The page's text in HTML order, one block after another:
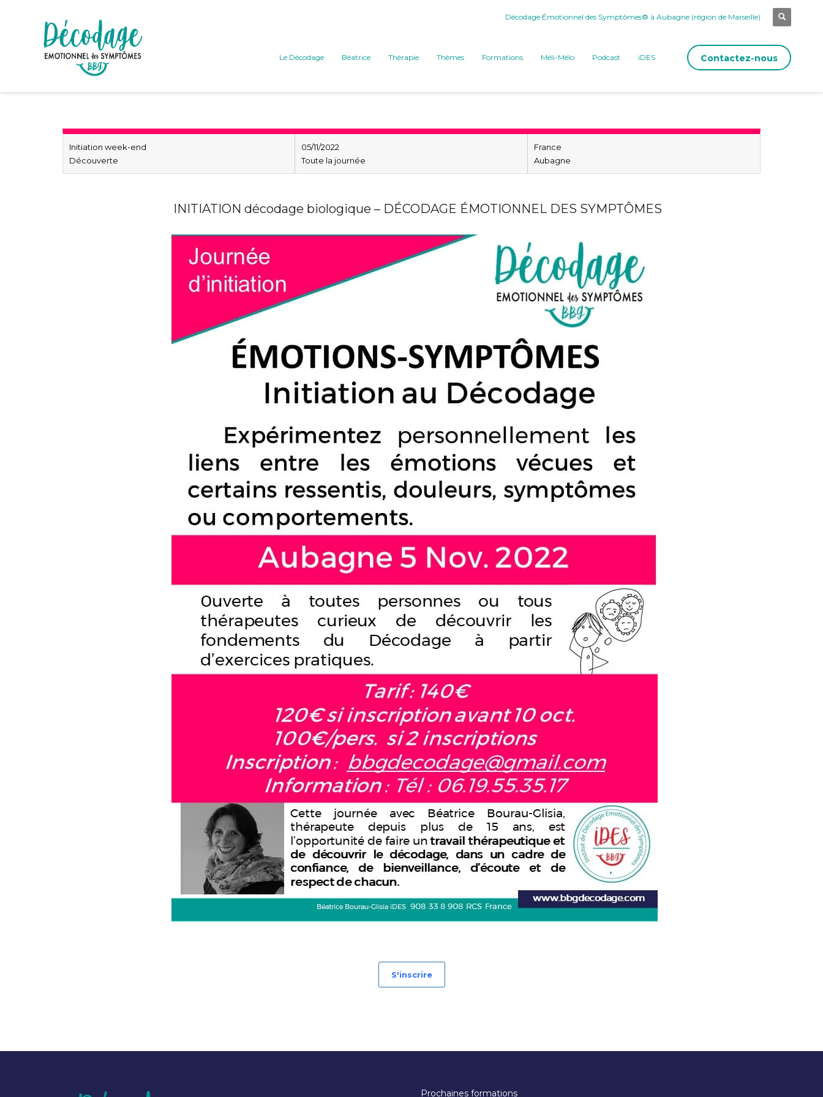
Décodage Émotionnel des Symptômes® à Aubagne (région de Marseille)
Le Décodage Béatrice Thérapie Thèmes Formations Méli-Mélo Podcast iDES Contactez-nous
Initiation week-end
Découverte
05/11/2022
Toute la journée
France
Aubagne
INITIATION décodage biologique – DÉCODAGE ÉMOTIONNEL DES SYMPTÔMES
S'inscrire
Prochaines formations